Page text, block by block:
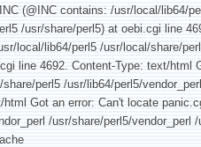
(@INC contains: /usr/local/lib64/
/usr/share/perl5) at oebi.cgi line
local/lib64/perl5 /usr/local/share/
line 4692. Content-Type: text/html
perl5 /usr/lib64/perl5/
Got an error: Can't locate
/usr/share/perl5/